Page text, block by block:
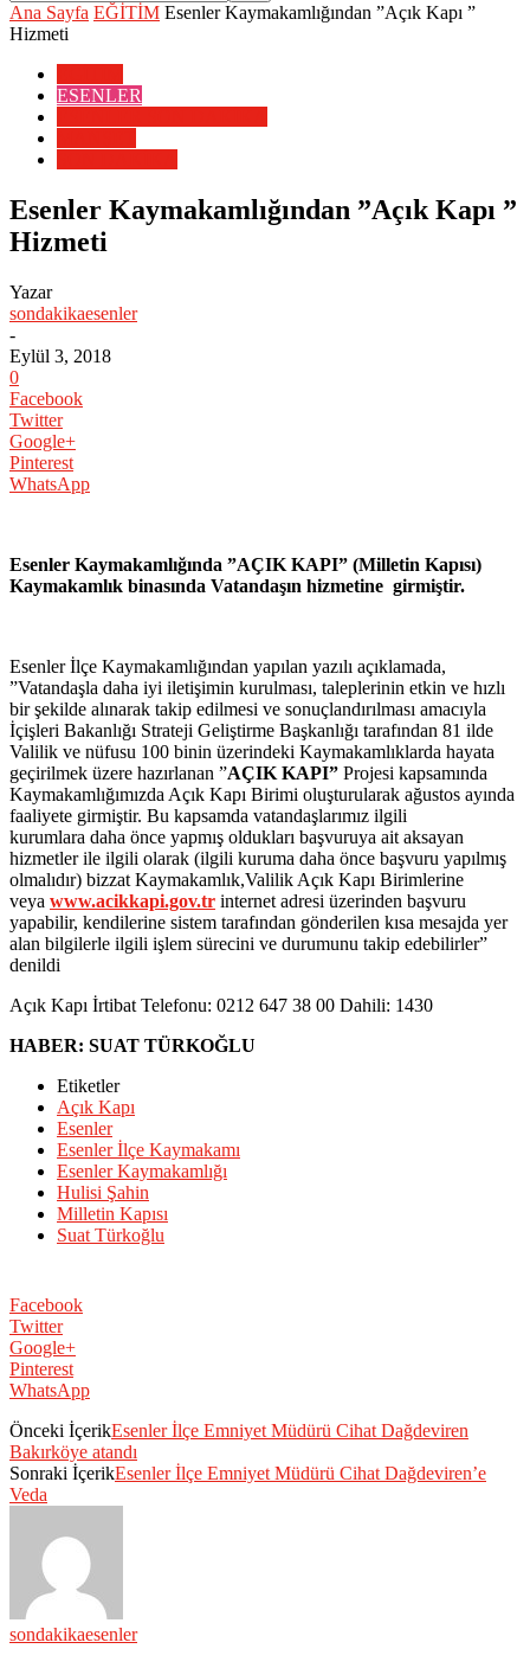
Ana Sayfa EĞİTİM Esenler Kaymakamlığından ”Açık Kapı ”
Hizmeti
ESENLER
Esenler Kaymakamlığından ”Açık Kapı ”
Hizmeti
Yazar
sondakikaesenler
-
Eylül 3, 2018
0
Facebook
Twitter
Google+
Pinterest
WhatsApp
Esenler Kaymakamlığında ”AÇIK KAPI” (Milletin Kapısı)
Kaymakamlık binasında Vatandaşın hizmetine girmiştir.
Esenler İlçe Kaymakamlığından yapılan yazılı açıklamada,
”Vatandaşla daha iyi iletişimin kurulması, taleplerinin etkin ve hızlı
bir şekilde alınarak takip edilmesi ve sonuçlandırılması amacıyla
İçişleri Bakanlığı Strateji Geliştirme Başkanlığı tarafından 81 ilde
Valilik ve nüfusu 100 binin üzerindeki Kaymakamlıklarda hayata
geçirilmek üzere hazırlanan ”AÇIK KAPI” Projesi kapsamında
Kaymakamlığımızda Açık Kapı Birimi oluşturularak ağustos ayında
faaliyete girmiştir. Bu kapsamda vatandaşlarımız ilgili
kurumlara daha önce yapmış oldukları başvuruya ait aksayan
hizmetler ile ilgili olarak (ilgili kuruma daha önce başvuru yapılmış
olmalıdır) bizzat Kaymakamlık,Valilik Açık Kapı Birimlerine
veya www.acikkapi.gov.tr internet adresi üzerinden başvuru
yapabilir, kendilerine sistem tarafından gönderilen kısa mesajda yer
alan bilgilerle ilgili işlem sürecini ve durumunu takip edebilirler”
denildi
Açık Kapı İrtibat Telefonu: 0212 647 38 00 Dahili: 1430
HABER: SUAT TÜRKOĞLU
Etiketler
Açık Kapı
Esenler
Esenler İlçe Kaymakamı
Esenler Kaymakamlığı
Hulisi Şahin
Milletin Kapısı
Suat Türkoğlu
Facebook
Twitter
Google+
Pinterest
WhatsApp
Önceki İçerikEsenler İlçe Emniyet Müdürü Cihat Dağdeviren
Bakırköye atandı
Sonraki İçerikEsenler İlçe Emniyet Müdürü Cihat Dağdeviren’e
Veda
sondakikaesenler